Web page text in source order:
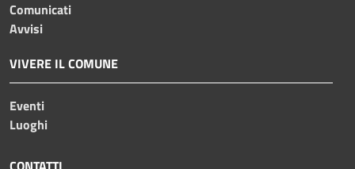
Comunicati
Avvisi
VIVERE IL COMUNE
Eventi
Luoghi